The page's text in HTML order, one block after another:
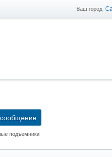
Ваш город:
подъемники